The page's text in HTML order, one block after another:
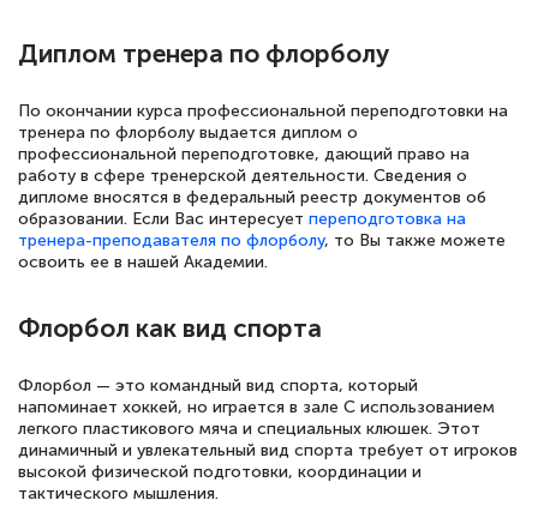
каком этапе…
Диплом тренера по флорболу
По окончании курса профессиональной переподготовки на
тренера по флорболу выдается диплом о
профессиональной переподготовке, дающий право на
работу в сфере тренерской деятельности. Сведения о
дипломе вносятся в федеральный реестр документов об
образовании. Если Вас интересует переподготовка на
тренера-преподавателя по флорболу, то Вы также можете
освоить ее в нашей Академии.
Флорбол как вид спорта
Флорбол — это командный вид спорта, который
напоминает хоккей, но играется в зале С использованием
легкого пластикового мяча и специальных клюшек. Этот
динамичный и увлекательный вид спорта требует от игроков
высокой физической подготовки, координации и
тактического мышления.